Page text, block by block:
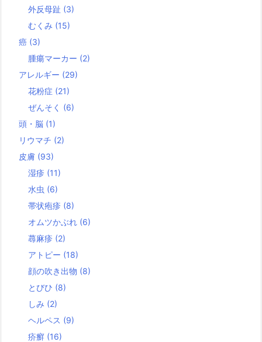
外反母趾 (3)
むくみ (15)
癌 (3)
腫瘍マーカー (2)
アレルギー (29)
花粉症 (21)
ぜんそく (6)
頭・脳 (1)
リウマチ (2)
皮膚 (93)
湿疹 (11)
水虫 (6)
帯状疱疹 (8)
オムツかぶれ (6)
蕁麻疹 (2)
アトピー (18)
顔の吹き出物 (8)
とびひ (8)
しみ (2)
ヘルペス (9)
疥癬 (16)